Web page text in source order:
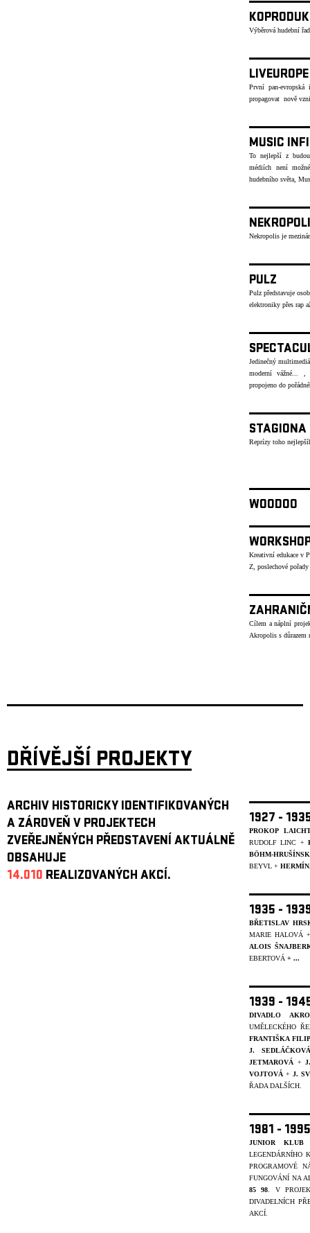
Výběrová hudební
LIVEUROPE
První pan-
propagovat nově
MUSIC
To nejlepší z
médiích není
hudebního světa,
Nekropolis je
PULZ
Pulz představuje
elektroniky přes rap
Jedinečný
moderní vážné... ,
propojeno do
STAGIONA
Reprízy toho
WOODOO
Kreativní edukace v
Z, poslechové
Cílem a náplní
Akropolis s důrazem
DŘÍVĚJŠÍ PROJEKTY
ARCHIV HISTORICKY IDENTIFIKOVANÝCH
A ZÁROVEŇ V PROJEKTECH
ZVEŘEJNĚNÝCH PŘEDSTAVENÍ AKTUÁLNĚ
OBSAHUJE
14.010 REALIZOVANÝCH AKCÍ.
1927 -
PROKOP
RUDOLF LINC +
BÖHM-
BEYVL +
1935 -
BŘETISLAV
MARIE HALOVÁ
ALOIS
EBERTOVÁ + ...
1939 -
DIVADLO
UMĚLECKÉHO
FRANTIŠKA
J. SEDLÁČKOVÁ
JETMAROVÁ +
VOJTOVÁ + J.
ŘADA DALŠÍCH.
1981 -
JUNIOR KLUB
LEGENDÁRNÍHO
PROGRAMOVÉ
FUNGOVÁNÍ NA
85 98 . V
DIVADELNÍCH
AKCÍ.